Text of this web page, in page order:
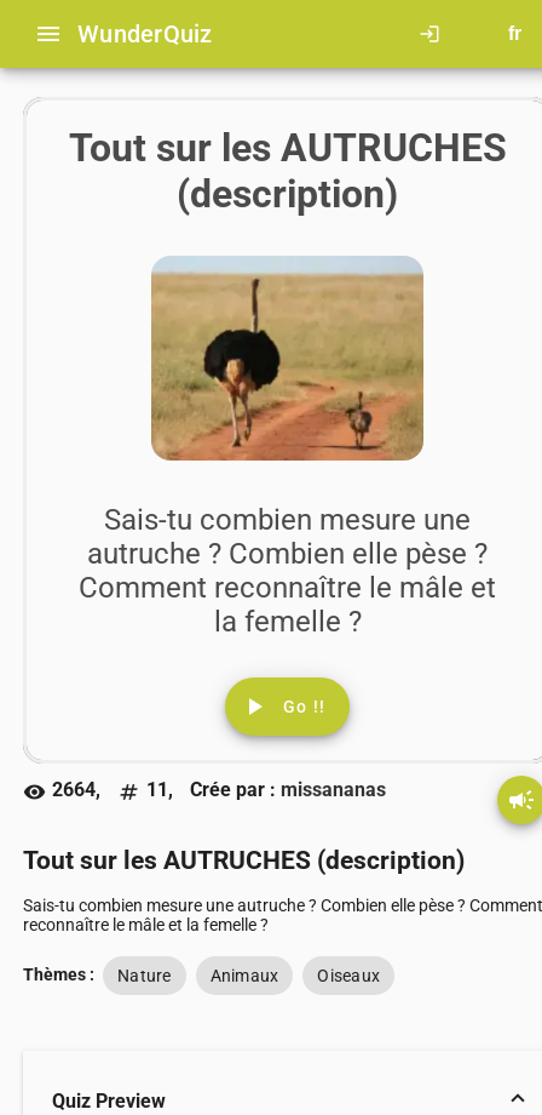
menu WunderQuiz login fr
Tout sur les AUTRUCHES
(description)
Sais-tu combien mesure une
autruche ? Combien elle pèse ?
Comment reconnaître le mâle et
la femelle ?
play_arrow Go !!
visibility 2664, numbers 11, Crée par :missananas campaign
Tout sur les AUTRUCHES (description)
Sais-tu combien mesure une autruche ? Combien elle pèse ?
reconnaître le mâle et la femelle ?
Thèmes : Nature Animaux Oiseaux
Quiz Preview